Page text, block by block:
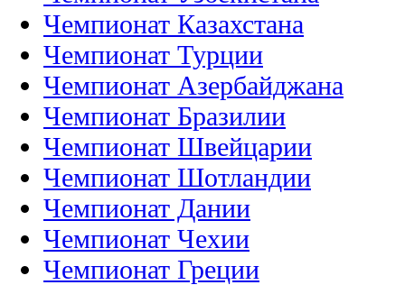
Чемпионат Казахстана
Чемпионат Турции
Чемпионат Азербайджана
Чемпионат Бразилии
Чемпионат Швейцарии
Чемпионат Шотландии
Чемпионат Дании
Чемпионат Чехии
Чемпионат Греции